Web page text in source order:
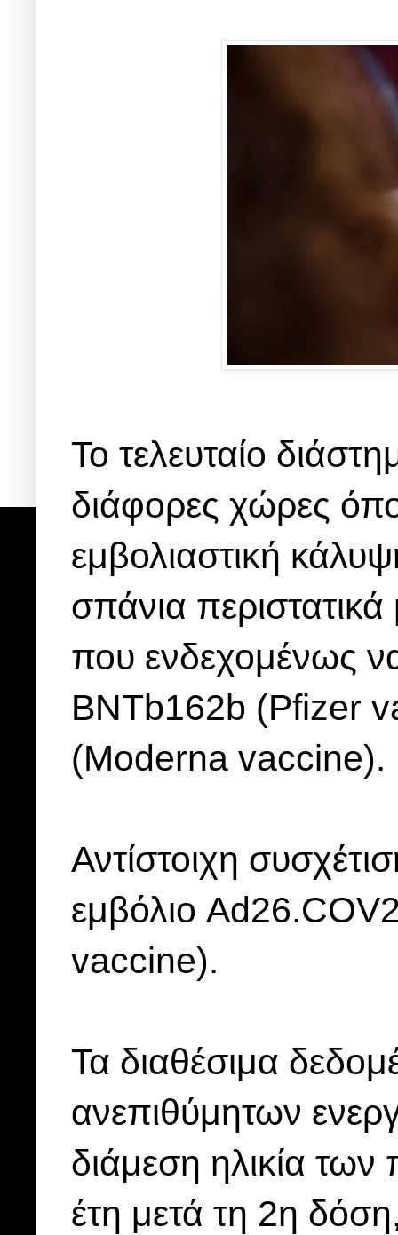
Το τελευταίο
διάφορες χώρες
εμβολιαστική
σπάνια περιστατικά
που ενδεχομένως
BNTb162b (Pfizer
(Moderna vaccine).
Αντίστοιχη
εμβόλιο
vaccine).
Τα διαθέσιμα
ανεπιθύμητων
διάμεση ηλικία
έτη μετά τη 2η